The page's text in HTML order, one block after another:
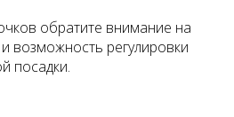
обратите внимание на
возможность регулировки
посадки.